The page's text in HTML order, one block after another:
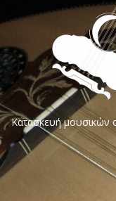
Κατασκευή μουσικών